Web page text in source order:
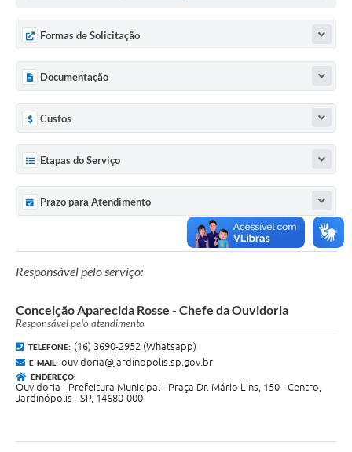
Formas de Solicitação
Documentação
Custos
Etapas do Serviço
Prazo para Atendimento
Responsável pelo serviço:
Conceição Aparecida Rosse - Chefe da Ouvidoria
Responsável pelo atendimento
TELEFONE: (16) 3690-2952 (Whatsapp)
E-MAIL: ouvidoria@jardinopolis.sp.gov.br
ENDEREÇO:
Ouvidoria - Prefeitura Municipal - Praça Dr. Mário Lins, 150 - Centro,
Jardinópolis - SP, 14680-000